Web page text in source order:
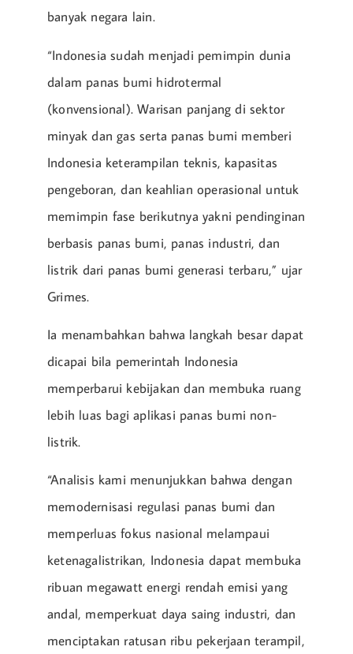
banyak negara lain.
“Indonesia sudah menjadi pemimpin dunia
dalam panas bumi hidrotermal
(konvensional). Warisan panjang di sektor
minyak dan gas serta panas bumi memberi
Indonesia keterampilan teknis, kapasitas
pengeboran, dan keahlian operasional untuk
memimpin fase berikutnya yakni pendinginan
berbasis panas bumi, panas industri, dan
listrik dari panas bumi generasi terbaru,” ujar
Grimes.
Ia menambahkan bahwa langkah besar dapat
dicapai bila pemerintah Indonesia
memperbarui kebijakan dan membuka ruang
lebih luas bagi aplikasi panas bumi non-
listrik.
“Analisis kami menunjukkan bahwa dengan
memodernisasi regulasi panas bumi dan
memperluas fokus nasional melampaui
ketenagalistrikan, Indonesia dapat membuka
ribuan megawatt energi rendah emisi yang
andal, memperkuat daya saing industri, dan
menciptakan ratusan ribu pekerjaan terampil,